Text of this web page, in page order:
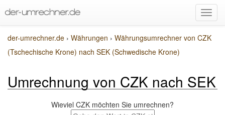
der-umrechner.de › Währungen › Währungsumrechner von CZK
(Tschechische Krone) nach SEK (Schwedische Krone)
Umrechnung von CZK nach SEK
Wieviel CZK möchten Sie umrechnen?